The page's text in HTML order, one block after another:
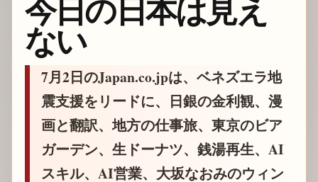
今日の日本は見え
ない
7月2日のJapan.co.jpは、ベネズエラ地
震支援をリードに、日銀の金利観、漫
画と翻訳、地方の仕事旅、東京のビア
ガーデン、生ドーナツ、銭湯再生、AI
スキル、AI営業、大坂なおみのウィン